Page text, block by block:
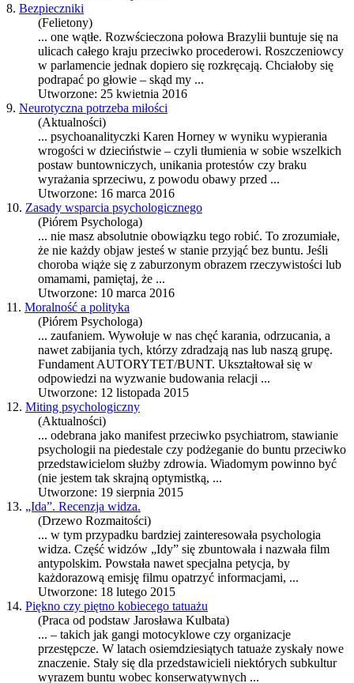
8. Bezpieczniki
(Felietony)
... one wątłe. Rozwścieczona połowa Brazylii buntuje się na
ulicach całego kraju przeciwko procederowi. Roszczeniowcy
w parlamencie jednak dopiero się rozkręcają. Chciałoby się
podrapać po głowie – skąd my ...
Utworzone: 25 kwietnia 2016
9. Neurotyczna potrzeba miłości
(Aktualności)
... psychoanalityczki Karen Horney w wyniku wypierania
wrogości w dzieciństwie – czyli tłumienia w sobie wszelkich
postaw buntowniczych, unikania protestów czy braku
wyrażania sprzeciwu, z powodu obawy przed ...
Utworzone: 16 marca 2016
10. Zasady wsparcia psychologicznego
(Piórem Psychologa)
... nie masz absolutnie obowiązku tego robić. To zrozumiałe,
że nie każdy objaw jesteś w stanie przyjąć bez buntu. Jeśli
choroba wiąże się z zaburzonym obrazem rzeczywistości lub
omamami, pamiętaj, że ...
Utworzone: 10 marca 2016
11. Moralność a polityka
(Piórem Psychologa)
... zaufaniem. Wywołuje w nas chęć karania, odrzucania, a
nawet zabijania tych, którzy zdradzają nas lub naszą grupę.
Fundament AUTORYTET/BUNT. Ukształtował się w
odpowiedzi na wyzwanie budowania relacji ...
Utworzone: 12 listopada 2015
12. Miting psychologiczny
(Aktualności)
... odebrana jako manifest przeciwko psychiatrom, stawianie
psychologii na piedestale czy podżeganie do buntu przeciwko
przedstawicielom służby zdrowia. Wiadomym powinno być
(nie jestem tak skrajną optymistką, ...
Utworzone: 19 sierpnia 2015
13. „Ida”. Recenzja widza.
(Drzewo Rozmaitości)
... w tym przypadku bardziej zainteresowała psychologia
widza. Część widzów „Idy” się zbuntowała i nazwała film
antypolskim. Powstała nawet specjalna petycja, by
każdorazową emisję filmu opatrzyć informacjami, ...
Utworzone: 18 lutego 2015
14. Piękno czy piętno kobiecego tatuażu
(Praca od podstaw Jarosława Kulbata)
... – takich jak gangi motocyklowe czy organizacje
przestępcze. W latach osiemdziesiątych tatuaże zyskały nowe
znaczenie. Stały się dla przedstawicieli niektórych subkultur
wyrazem buntu wobec konserwatywnych ...